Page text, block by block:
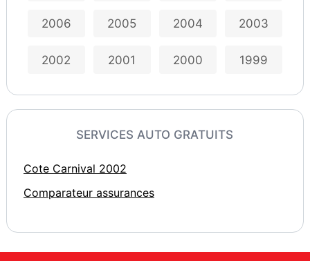
2006 2005 2004 2003
2002 2001 2000 1999
SERVICES AUTO GRATUITS
Cote Carnival 2002
Comparateur assurances